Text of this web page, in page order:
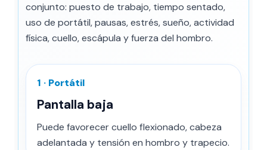
conjunto: puesto de trabajo, tiempo sentado,
uso de portátil, pausas, estrés, sueño, actividad
física, cuello, escápula y fuerza del hombro.
1 · Portátil
Pantalla baja
Puede favorecer cuello flexionado, cabeza
adelantada y tensión en hombro y trapecio.